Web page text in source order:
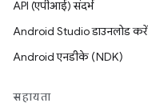
API (एपीआई) संदर्भ
Android Studio डाउनलोड करें
Android एनडीके (NDK)
सहायता